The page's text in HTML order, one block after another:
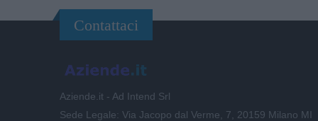
Contattaci
Aziende.it - Ad Intend Srl
Sede Legale: Via Jacopo dal Verme, 7, 20159 Milano MI